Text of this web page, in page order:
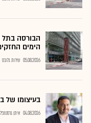
הבורסה בתל
הימים
05.08.2026 שירות גלובס
בעיצומו של
04.08.2026 איתן